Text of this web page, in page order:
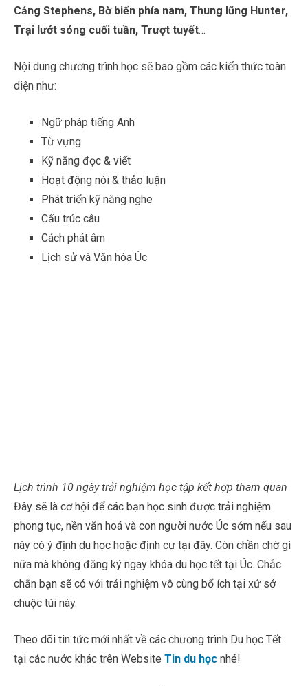
Cảng Stephens, Bờ biển phía nam, Thung lũng Hunter,
Trại lướt sóng cuối tuần, Trượt tuyết…
Nội dung chương trình học sẽ bao gồm các kiến thức toàn
diện như:
Ngữ pháp tiếng Anh
Từ vựng
Kỹ năng đọc & viết
Hoạt động nói & thảo luận
Phát triển kỹ năng nghe
Cấu trúc câu
Cách phát âm
Lịch sử và Văn hóa Úc
Lịch trình 10 ngày trải nghiệm học tập kết hợp tham quan
Đây sẽ là cơ hội để các bạn học sinh được trải nghiệm
phong tục, nền văn hoá và con người nước Úc sớm nếu sau
này có ý định du học hoặc định cư tại đây. Còn chần chờ gì
nữa mà không đăng ký ngay khóa du học tết tại Úc. Chắc
chắn bạn sẽ có với trải nghiệm vô cùng bổ ích tại xứ sở
chuộc túi này.
Theo dõi tin tức mới nhất về các chương trình Du học Tết
tại các nước khác trên Website Tin du học nhé!